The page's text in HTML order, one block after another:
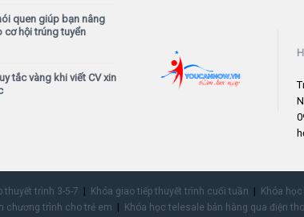
quen giúp bạn nâng
cơ hội trúng tuyển
tắc vàng khi viết CV xin
thuyết trình 3-5-7 Khóa giao tiếp thuyết trình cuối tuần Khóa
chương trình cho trẻ em
Khóa học telesale bán hàng qua điện